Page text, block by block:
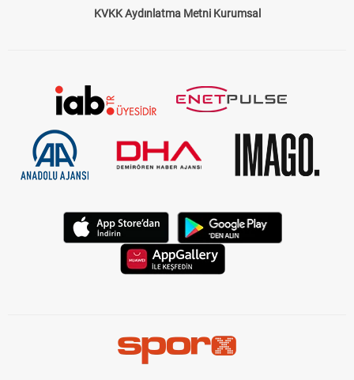
KVKK Aydınlatma Metni Kurumsal